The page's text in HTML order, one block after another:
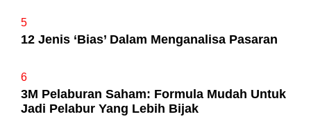
5
12 Jenis ‘Bias’ Dalam Menganalisa Pasaran
6
3M Pelaburan Saham: Formula Mudah Untuk
Jadi Pelabur Yang Lebih Bijak